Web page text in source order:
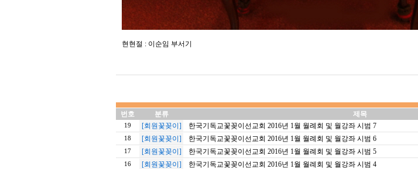
현현절 : 이순임 부서기
번호 분류 제목
19 [회원꽃꽂이] 한국기독교꽃꽂이선교회 2016년 1월 월례회 및 월강좌 시범 7
18
[회원꽃꽂이] 한국기독교꽃꽂이선교회 2016년 1월 월례회 및 월강좌 시범 6
17
[회원꽃꽂이] 한국기독교꽃꽂이선교회 2016년 1월 월례회 및 월강좌 시범 5
16
[회원꽃꽂이] 한국기독교꽃꽂이선교회 2016년 1월 월례회 및 월강좌 시범 4